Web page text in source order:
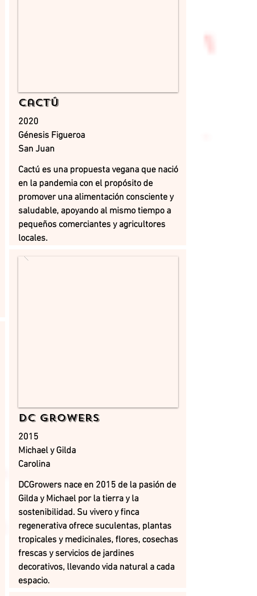
Cactú
2020
Génesis Figueroa
San Juan
Cactú es una propuesta vegana que nació
en la pandemia con el propósito de
promover una alimentación consciente y
saludable, apoyando al mismo tiempo a
pequeños comerciantes y agricultores
locales.
DC Growers
2015
Michael y Gilda
Carolina
DCGrowers nace en 2015 de la pasión de
Gilda y Michael por la tierra y la
sostenibilidad. Su vivero y finca
regenerativa ofrece suculentas, plantas
tropicales y medicinales, flores, cosechas
frescas y servicios de jardines
decorativos, llevando vida natural a cada
espacio.